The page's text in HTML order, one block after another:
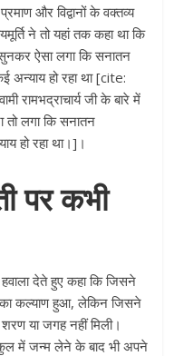
और विद्वानों के वक्तव्य
ने तो यहां तक कहा था कि
सुनकर ऐसा लगा कि सनातन
अन्याय हो रहा था [cite:
रामभद्राचार्य जी के बारे में
लगा कि सनातन
हो रहा था।]।
पर कभी
देते हुए कहा कि जिसने
कल्याण हुआ, लेकिन जिसने
या जगह नहीं मिली।
कुल में जन्म लेने के बाद भी अपने